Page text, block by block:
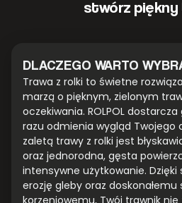
stwórz piękny
DLACZEGO WARTO
Trawa z rolki to świetne
marzą o pięknym, zielonym
oczekiwania. ROLPOL
razu odmienia wygląd Twojego
zaletą trawy z rolki jest
oraz jednorodna, gęsta
intensywne użytkowanie.
erozję gleby oraz